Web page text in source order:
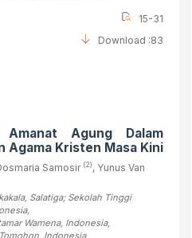
15-31
Download :83
Amanat Agung Dalam
Agama Kristen Masa Kini
Samosir (2), Yunus Van
Salatiga; Sekolah Tinggi
,
Wamena, Indonesia,
, Indonesia